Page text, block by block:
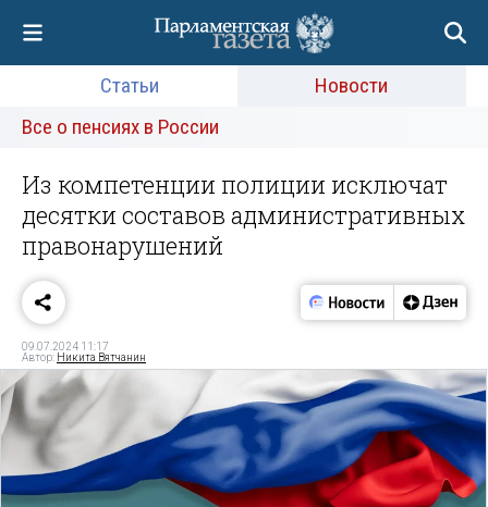
Статьи
Новости
Все о пенсиях в России
Из компетенции полиции исключат
десятки составов административных
правонарушений
09.07.2024 11:17
Автор: Никита Вятчанин